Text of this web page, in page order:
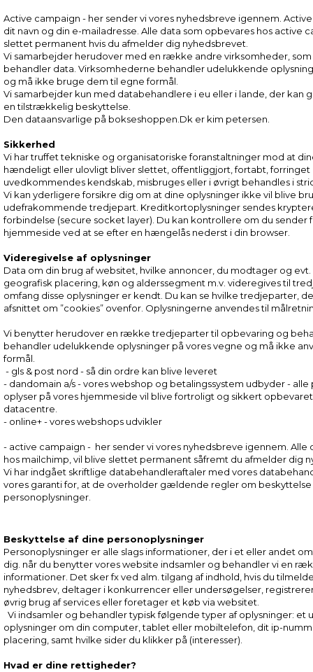
Active campaign - her sender vi vores nyhedsbreve igennem.
dit navn og din e-mailadresse. Alle data som opbevares hos active
slettet permanent hvis du afmelder dig nyhedsbrevet.
Vi samarbejder herudover med en række andre virksomheder,
behandler data. Virksomhederne behandler udelukkende
og må ikke bruge dem til egne formål.
Vi samarbejder kun med databehandlere i eu eller i lande, der kan
en tilstrækkelig beskyttelse.
Den dataansvarlige på bokseshoppen.Dk er kim petersen.
Sikkerhed
Vi har truffet tekniske og organisatoriske foranstaltninger mod at
hændeligt eller ulovligt bliver slettet, offentliggjort, fortabt, forringet
uvedkommendes kendskab, misbruges eller i øvrigt behandles i
Vi kan yderligere forsikre dig om at dine oplysninger ikke vil blive
udefrakommende tredjepart. Kreditkortoplysninger sendes
forbindelse (secure socket layer). Du kan kontrollere om du sender
hjemmeside ved at se efter en hængelås nederst i din browser.
Videregivelse af oplysninger
Data om din brug af websitet, hvilke annoncer, du modtager og
geografisk placering, køn og alderssegment m.v. videregives til
omfang disse oplysninger er kendt. Du kan se hvilke tredjeparter,
afsnittet om ”cookies” ovenfor. Oplysningerne anvendes til
Vi benytter herudover en række tredjeparter til opbevaring og
behandler udelukkende oplysninger på vores vegne og må ikke
formål.
- gls & post nord - så din ordre kan blive leveret
- dandomain a/s - vores webshop og betalingssystem udbyder -
oplyser på vores hjemmeside vil blive fortroligt og sikkert
datacentre.
- online+ - vores webshops udvikler
- active campaign - her sender vi vores nyhedsbreve igennem. Alle
hos mailchimp, vil blive slettet permanent såfremt du afmelder dig
Vi har indgået skriftlige databehandleraftaler med vores
vores garanti for, at de overholder gældende regler om beskyttelse
personoplysninger.
Beskyttelse af dine personoplysninger
Personoplysninger er alle slags informationer, der i et eller andet
dig. når du benytter vores website indsamler og behandler vi en
informationer. Det sker fx ved alm. tilgang af indhold, hvis du
nyhedsbrev, deltager i konkurrencer eller undersøgelser,
øvrig brug af services eller foretager et køb via websitet.
Vi indsamler og behandler typisk følgende typer af oplysninger: et
oplysninger om din computer, tablet eller mobiltelefon, dit ip-
placering, samt hvilke sider du klikker på (interesser).
Hvad er dine rettigheder?